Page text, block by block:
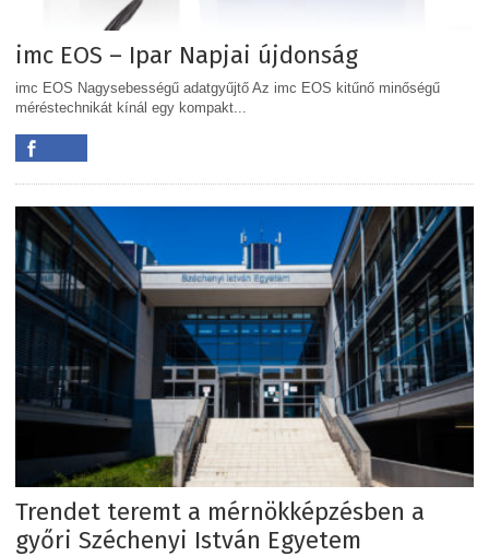
imc EOS – Ipar Napjai újdonság
imc EOS Nagysebességű adatgyűjtő Az imc EOS kitűnő minőségű
méréstechnikát kínál egy kompakt...
Trendet teremt a mérnökképzésben a
győri Széchenyi István Egyetem